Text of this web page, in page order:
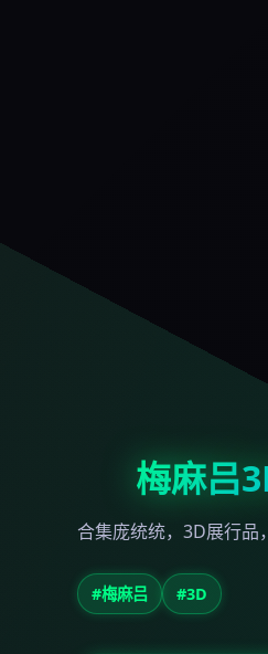
梅麻吕
合集庞统统，3D展行品
#梅麻吕 #3D